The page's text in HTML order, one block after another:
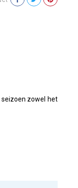
seizoen zowel het